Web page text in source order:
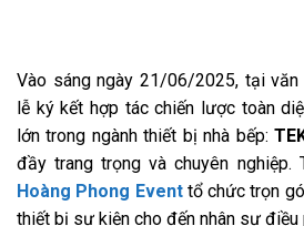
Vào sáng ngày 21/06/2025, tại văn
lễ ký kết hợp tác chiến lược toàn
lớn trong ngành thiết bị nhà bếp:
đầy trang trọng và chuyên
Hoàng Phong Event tổ chức trọn
thiết bị sự kiện cho đến nhân sự điều